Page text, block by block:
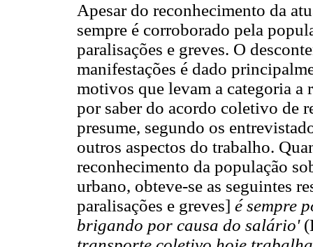
Apesar do reconhecimento da
sempre é corroborado pela
paralisações e greves. O
manifestações é dado
motivos que levam a categoria a
por saber do acordo coletivo de
presume, segundo os
outros aspectos do trabalho.
reconhecimento da população
urbano, obteve-se as seguintes
paralisações e greves] é sempre
brigando por causa do salário'